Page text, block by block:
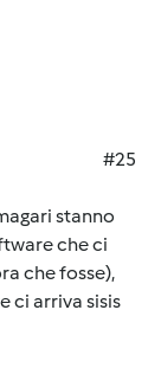
#25
stanno
che ci
che fosse),
ci arriva sisis